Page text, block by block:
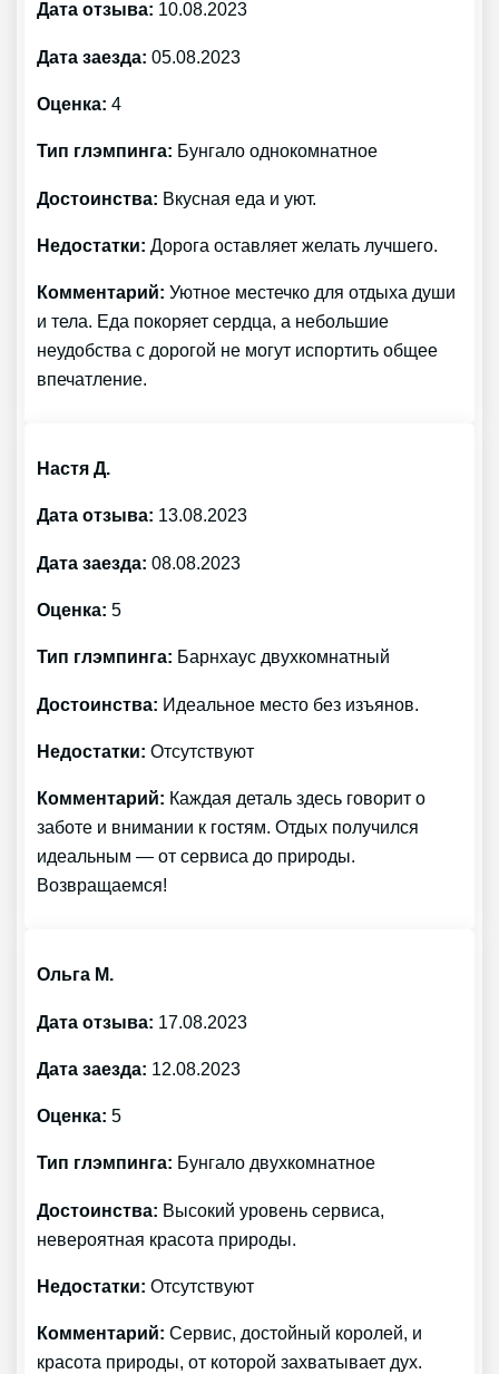
Дата отзыва: 10.08.2023
Дата заезда: 05.08.2023
Оценка: 4
Тип глэмпинга: Бунгало однокомнатное
Достоинства: Вкусная еда и уют.
Недостатки: Дорога оставляет желать лучшего.
Комментарий: Уютное местечко для отдыха души
и тела. Еда покоряет сердца, а небольшие
неудобства с дорогой не могут испортить общее
впечатление.
Настя Д.
Дата отзыва: 13.08.2023
Дата заезда: 08.08.2023
Оценка: 5
Тип глэмпинга: Барнхаус двухкомнатный
Достоинства: Идеальное место без изъянов.
Недостатки: Отсутствуют
Комментарий: Каждая деталь здесь говорит о
заботе и внимании к гостям. Отдых получился
идеальным — от сервиса до природы.
Возвращаемся!
Ольга М.
Дата отзыва: 17.08.2023
Дата заезда: 12.08.2023
Оценка: 5
Тип глэмпинга: Бунгало двухкомнатное
Достоинства: Высокий уровень сервиса,
невероятная красота природы.
Недостатки: Отсутствуют
Комментарий: Сервис, достойный королей, и
красота природы, от которой захватывает дух.